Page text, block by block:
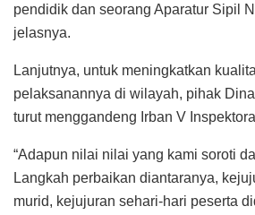
pendidik dan seorang Aparatur Sipil
jelasnya.
Lanjutnya, untuk meningkatkan
pelaksanannya di wilayah, pihak
turut menggandeng Irban V
“Adapun nilai nilai yang kami soroti
Langkah perbaikan diantaranya,
murid, kejujuran sehari-hari peserta